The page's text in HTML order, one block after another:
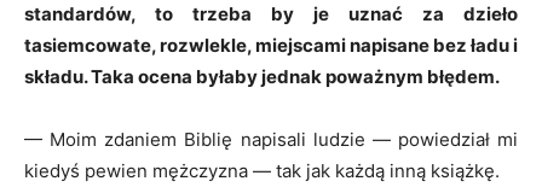
standardów, to trzeba by je uznać za dzieło
tasiemcowate, rozwlekle, miejscami napisane bez ładu i
składu. Taka ocena byłaby jednak poważnym błędem.
— Moim zdaniem Biblię napisali ludzie — powiedział mi
kiedyś pewien mężczyzna — tak jak każdą inną książkę.